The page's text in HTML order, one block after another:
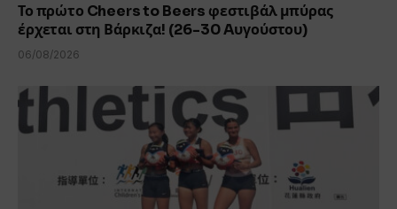
Το πρώτο Cheers to Beers φεστιβάλ μπύρας
έρχεται στη Βάρκιζα! (26-30 Aυγούστου)
06/08/2026